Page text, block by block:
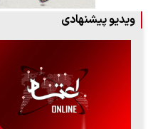
ویدیو پیشنهادی